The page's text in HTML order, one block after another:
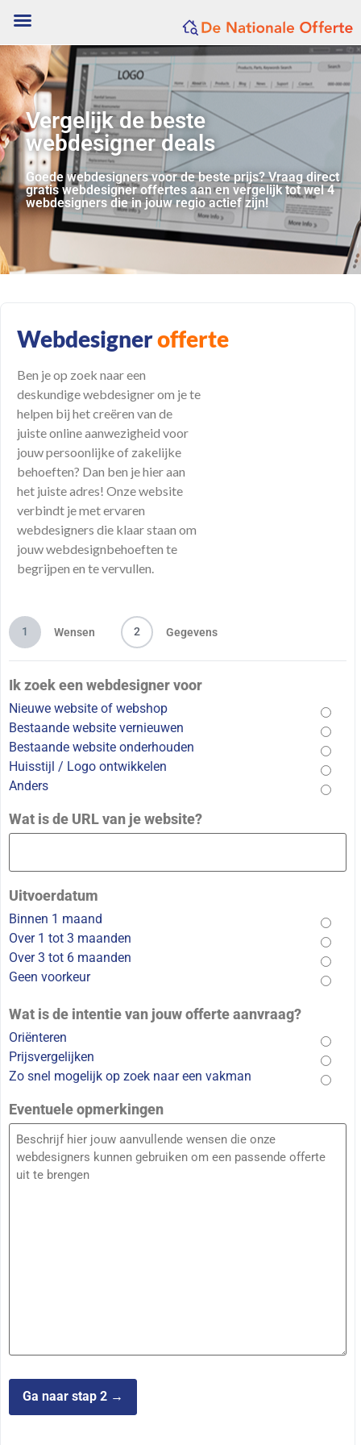
Vergelijk de beste
webdesigner deals
Goede webdesigners voor de beste prijs? Vraag direct
gratis webdesigner offertes aan en vergelijk tot wel 4
webdesigners die in jouw regio actief zijn!
Webdesignerofferte
Ben je op zoek naar een
deskundige webdesigner om je te
helpen bij het creëren van de
juiste online aanwezigheid voor
jouw persoonlijke of zakelijke
behoeften? Dan ben je hier aan
het juiste adres! Onze website
verbindt je met ervaren
webdesigners die klaar staan om
jouw webdesignbehoeften te
begrijpen en te vervullen.
1 Wensen 2 Gegevens
Ik zoek een webdesigner voor
Nieuwe website of webshop
Bestaande website vernieuwen
Bestaande website onderhouden
Huisstijl / Logo ontwikkelen
Anders
Wat is de URL van je website?
Uitvoerdatum
Binnen 1 maand
Over 1 tot 3 maanden
Over 3 tot 6 maanden
Geen voorkeur
Wat is de intentie van jouw offerte aanvraag?
Oriënteren
Prijsvergelijken
Zo snel mogelijk op zoek naar een vakman
Eventuele opmerkingen